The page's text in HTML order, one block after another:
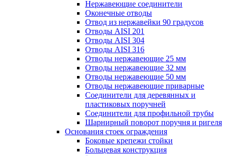
Нержавеющие соединители
Оконечные отводы
Отвод из нержавейки 90 градусов
Отводы AISI 201
Отводы AISI 304
Отводы AISI 316
Отводы нержавеющие 25 мм
Отводы нержавеющие 32 мм
Отводы нержавеющие 50 мм
Отводы нержавеющие приварные
Соединители для деревянных и
пластиковых поручней
Соединители для профильной трубы
Шарнирный поворот поручня и ригеля
Основания стоек ограждения
Боковые крепежи стойки
Больцевая конструкция